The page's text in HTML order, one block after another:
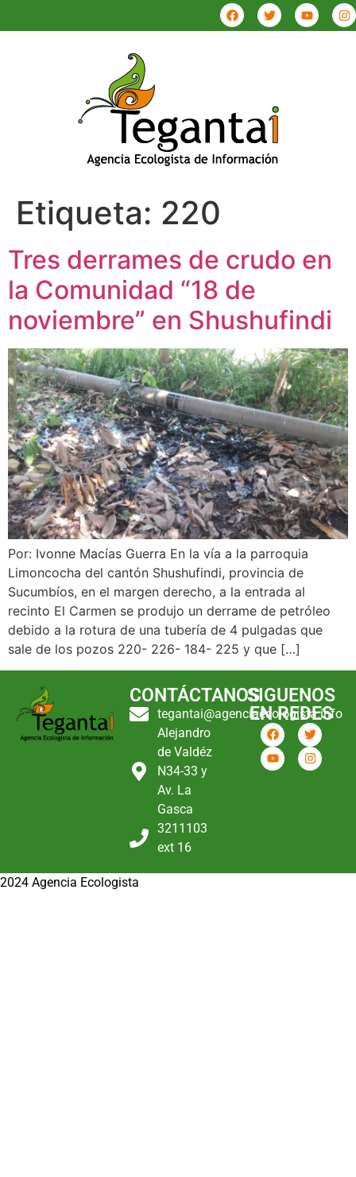
Etiqueta: 220
Tres derrames de crudo en
la Comunidad “18 de
noviembre” en Shushufindi
Por: Ivonne Macías Guerra En la vía a la parroquia
Limoncocha del cantón Shushufindi, provincia de
Sucumbíos, en el margen derecho, a la entrada al
recinto El Carmen se produjo un derrame de petróleo
debido a la rotura de una tubería de 4 pulgadas que
sale de los pozos 220- 226- 184- 225 y que […]
CONTÁCTANOS
tegantai@agenciaecologista.info
Alejandro
de Valdéz
N34-33 y
Av. La
Gasca
3211103
ext 16
SIGUENOS
EN REDES
2024 Agencia Ecologista